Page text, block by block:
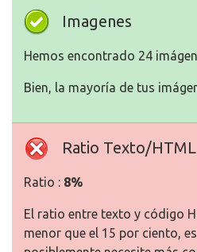
Imagenes
Hemos encontrado 24
Bien, la mayoría de tus
Ratio Texto/HTML
Ratio : 8%
El ratio entre texto y código
menor que el 15 por ciento,